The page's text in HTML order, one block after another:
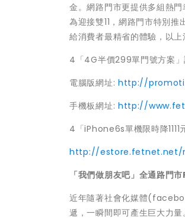
金。網路門市更提供多組熱
為迎接雙11，網路門市特別推
給消費者最精省的體驗，以上
4「4G半價299單門號方案
電腦版網址: http://
手機板網址: http://
4「iPhone6s單機限時降
http://estore.fetnet.net/
「我們做朋友吧」全通路門
近年隨著社會化媒體
遞，一瞬間即可產生巨大力